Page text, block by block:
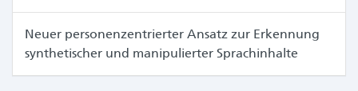
Neuer personenzentrierter Ansatz zur Erkennung
synthetischer und manipulierter Sprachinhalte